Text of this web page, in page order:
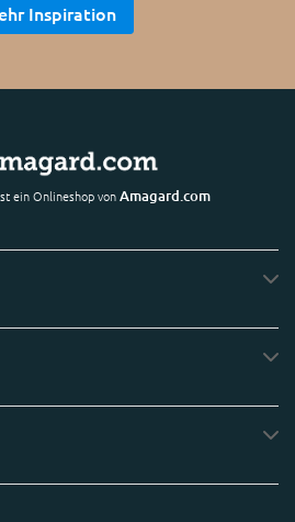
Inspiration
ein Onlineshop vonAmagard.com